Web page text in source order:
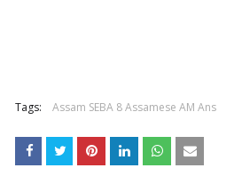
Tags: Assam SEBA 8 Assamese AM Ans